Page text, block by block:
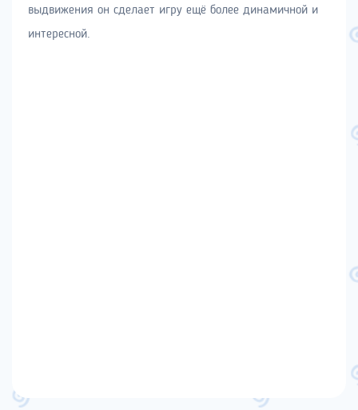
выдвижения он сделает игру ещё более динамичной и
интересной.